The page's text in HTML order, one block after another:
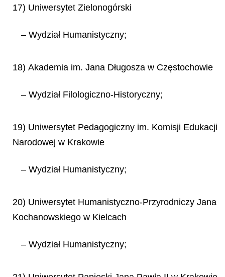
17) Uniwersytet Zielonogórski
– Wydział Humanistyczny;
18) Akademia im. Jana Długosza w Częstochowie
– Wydział Filologiczno-Historyczny;
19) Uniwersytet Pedagogiczny im. Komisji Edukacji
Narodowej w Krakowie
– Wydział Humanistyczny;
20) Uniwersytet Humanistyczno-Przyrodniczy Jana
Kochanowskiego w Kielcach
– Wydział Humanistyczny;